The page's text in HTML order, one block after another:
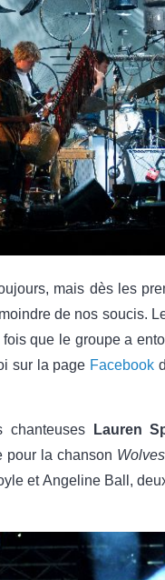
mais dès les
de nos soucis.
que le groupe a
sur la page Facebook
Lauren
pour la chanson Wolves
et Angeline Ball,